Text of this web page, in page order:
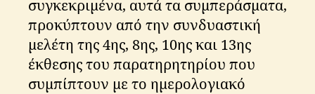
συγκεκριμένα, αυτά τα συμπεράσματα,
προκύπτουν από την συνδυαστική
μελέτη της 4ης, 8ης, 10ης και 13ης
έκθεσης του παρατηρητηρίου που
συμπίπτουν με το ημερολογιακό